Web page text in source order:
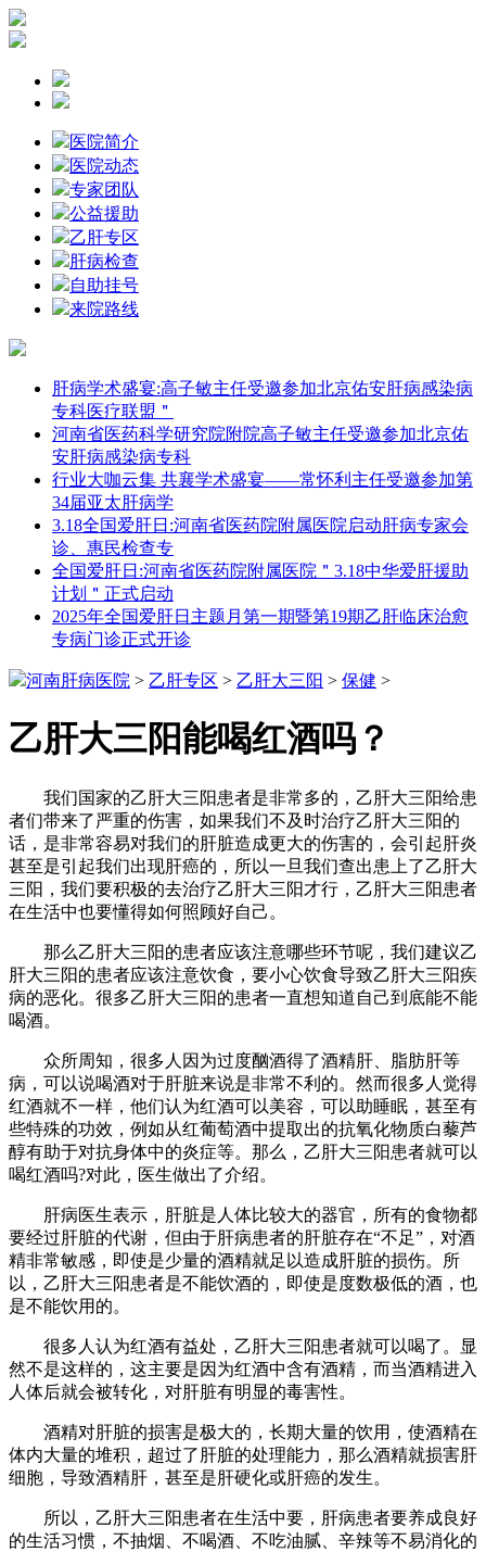
医院简介
医院动态
专家团队
公益援助
乙肝专区
肝病检查
自助挂号
来院路线
肝病学术盛宴:高子敏主任受邀参加北京佑安肝病感染病
专科医疗联盟＂
河南省医药科学研究院附院高子敏主任受邀参加北京佑
安肝病感染病专科
行业大咖云集 共襄学术盛宴——常怀利主任受邀参加第
34届亚太肝病学
3.18全国爱肝日:河南省医药院附属医院启动肝病专家会
诊、惠民检查专
全国爱肝日:河南省医药院附属医院＂3.18中华爱肝援助
计划＂正式启动
2025年全国爱肝日主题月第一期暨第19期乙肝临床治愈
专病门诊正式开诊
河南肝病医院 > 乙肝专区 > 乙肝大三阳 > 保健 >
乙肝大三阳能喝红酒吗？
我们国家的乙肝大三阳患者是非常多的，乙肝大三阳给患
者们带来了严重的伤害，如果我们不及时治疗乙肝大三阳的
话，是非常容易对我们的肝脏造成更大的伤害的，会引起肝炎
甚至是引起我们出现肝癌的，所以一旦我们查出患上了乙肝大
三阳，我们要积极的去治疗乙肝大三阳才行，乙肝大三阳患者
在生活中也要懂得如何照顾好自己。
那么乙肝大三阳的患者应该注意哪些环节呢，我们建议乙
肝大三阳的患者应该注意饮食，要小心饮食导致乙肝大三阳疾
病的恶化。很多乙肝大三阳的患者一直想知道自己到底能不能
喝酒。
众所周知，很多人因为过度酗酒得了酒精肝、脂肪肝等
病，可以说喝酒对于肝脏来说是非常不利的。然而很多人觉得
红酒就不一样，他们认为红酒可以美容，可以助睡眠，甚至有
些特殊的功效，例如从红葡萄酒中提取出的抗氧化物质白藜芦
醇有助于对抗身体中的炎症等。那么，乙肝大三阳患者就可以
喝红酒吗?对此，医生做出了介绍。
肝病医生表示，肝脏是人体比较大的器官，所有的食物都
要经过肝脏的代谢，但由于肝病患者的肝脏存在“不足”，对酒
精非常敏感，即使是少量的酒精就足以造成肝脏的损伤。所
以，乙肝大三阳患者是不能饮酒的，即使是度数极低的酒，也
是不能饮用的。
很多人认为红酒有益处，乙肝大三阳患者就可以喝了。显
然不是这样的，这主要是因为红酒中含有酒精，而当酒精进入
人体后就会被转化，对肝脏有明显的毒害性。
酒精对肝脏的损害是极大的，长期大量的饮用，使酒精在
体内大量的堆积，超过了肝脏的处理能力，那么酒精就损害肝
细胞，导致酒精肝，甚至是肝硬化或肝癌的发生。
所以，乙肝大三阳患者在生活中要，肝病患者要养成良好
的生活习惯，不抽烟、不喝酒、不吃油腻、辛辣等不易消化的